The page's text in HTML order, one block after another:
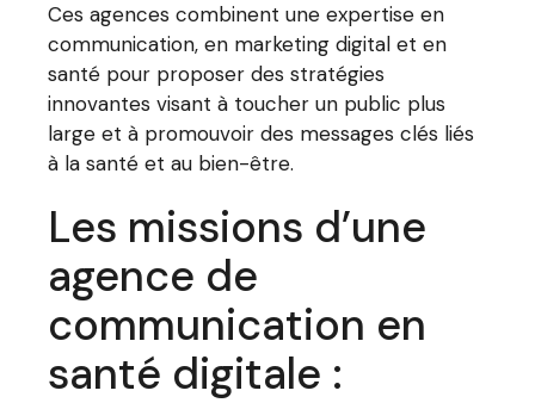
Ces agences combinent une expertise en
communication, en marketing digital et en
santé pour proposer des stratégies
innovantes visant à toucher un public plus
large et à promouvoir des messages clés liés
à la santé et au bien-être.
Les missions d’une
agence de
communication en
santé digitale :